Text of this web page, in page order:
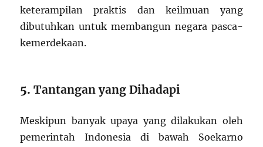
keterampilan praktis dan keilmuan yang
dibutuhkan untuk membangun negara pasca-
kemerdekaan.
5.Tantangan yang Dihadapi
Meskipun banyak upaya yang dilakukan oleh
pemerintah Indonesia di bawah Soekarno